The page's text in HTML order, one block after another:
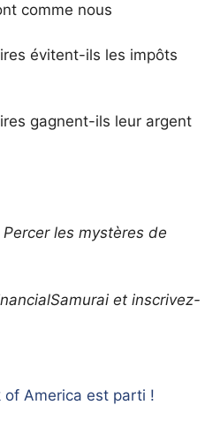
comme nous
évitent-ils les impôts
gagnent-ils leur argent
Percer les mystères de
et inscrivez-
of America est parti !